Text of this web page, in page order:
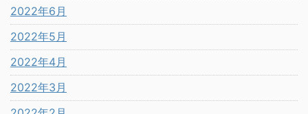
2022年6月
2022年5月
2022年4月
2022年3月